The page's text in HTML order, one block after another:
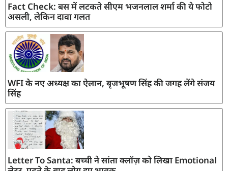
Fact Check: बस में लटकते सीएम भजनलाल शर्मा की ये फोटो
असली, लेकिन दावा गलत
WFI के नए अध्यक्ष का ऐलान, बृजभूषण सिंह की जगह लेंगे संजय
सिंह
Letter To Santa: बच्ची ने सांता क्लॉज़ को लिखा Emotional